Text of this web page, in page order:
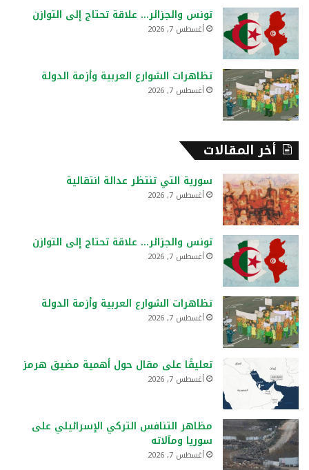
تونس والجزائر… علاقة تحتاج إلى التوازن
أغسطس 7, 2026
تظاهرات الشوارع العربية وأزمة الدولة
أغسطس 7, 2026
أخر المقالات
سورية التي تنتظر عدالة انتقالية
أغسطس 7, 2026
تونس والجزائر… علاقة تحتاج إلى التوازن
أغسطس 7, 2026
تظاهرات الشوارع العربية وأزمة الدولة
أغسطس 7, 2026
تعليقًا على مقال حول أهمية مضيق هرمز
أغسطس 7, 2026
مظاهر التنافس التركي الإسرائيلي على
سوريا ومآلاته
أغسطس 7, 2026